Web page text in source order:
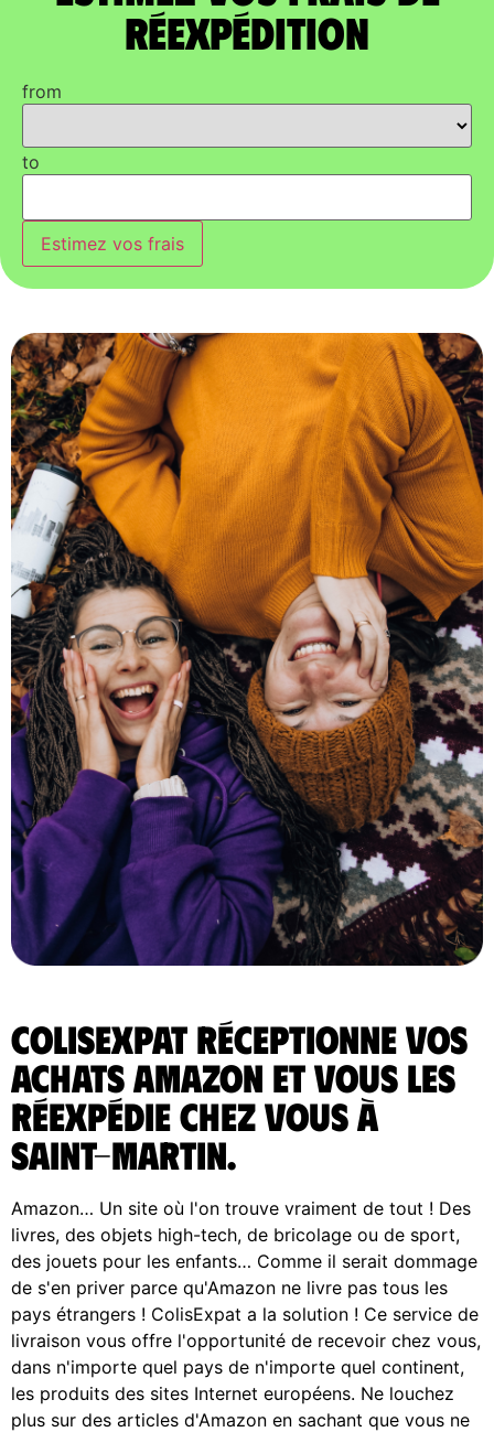
réexpédition
from
to
Estimez vos frais
ColisExpat réceptionne vos
achats Amazon et vous les
réexpédie chez vous à
Saint-Martin.
Amazon… Un site où l'on trouve vraiment de tout ! Des
livres, des objets high-tech, de bricolage ou de sport,
des jouets pour les enfants… Comme il serait dommage
de s'en priver parce qu'Amazon ne livre pas tous les
pays étrangers ! ColisExpat a la solution ! Ce service de
livraison vous offre l'opportunité de recevoir chez vous,
dans n'importe quel pays de n'importe quel continent,
les produits des sites Internet européens. Ne louchez
plus sur des articles d'Amazon en sachant que vous ne